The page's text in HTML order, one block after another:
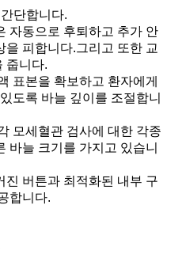
단합니다.
자동으로 후퇴하고 추가 안
을 피합니다.그리고 또한 교
줍니다.
표본을 확보하고 환자에게
도록 바늘 깊이를 조절합니
모세혈관 검사에 대한 각종
바늘 크기를 가지고 있습니
진 버튼과 최적화된 내부 구
합니다.